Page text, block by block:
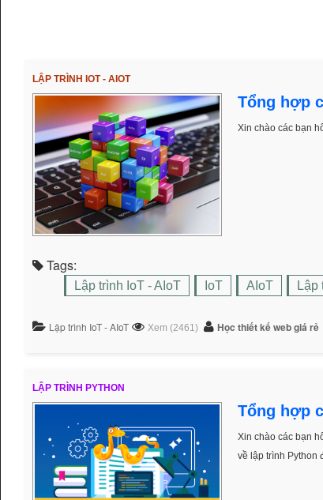
LẬP TRÌNH IOT - AIOT
Tổng hợp
Xin chào các bạn
Tags:
Lập trình IoT - AIoT IoT AIoT Lập
Lập trình IoT - AIoT Xem (2461) Học thiết kế web giá rẻ
LẬP TRÌNH PYTHON
Tổng hợp
Xin chào các bạn
về lập trình Python